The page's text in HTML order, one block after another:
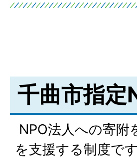
千曲市指定
NPO法人への寄附
を支援する制度です